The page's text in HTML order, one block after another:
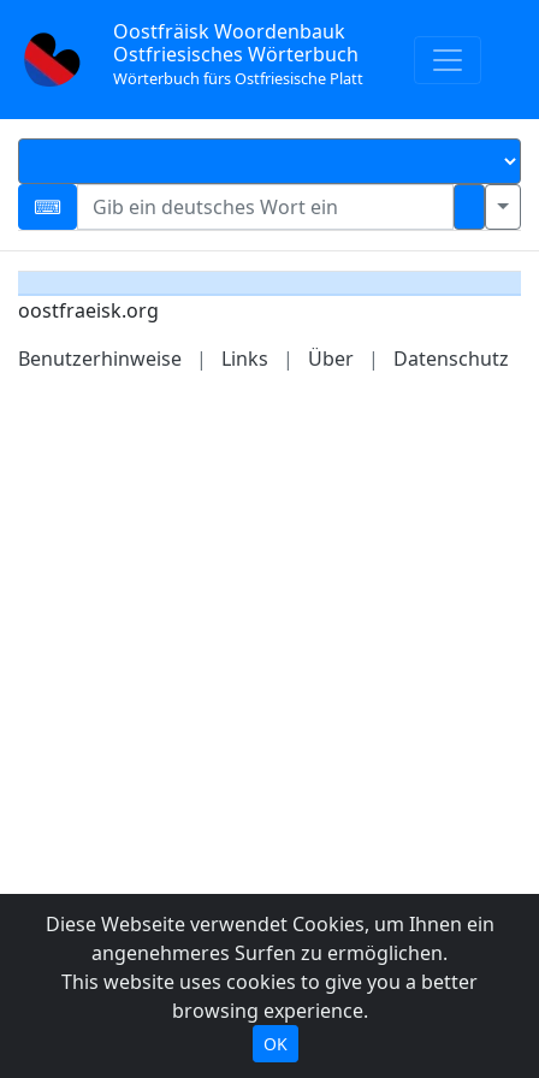
Oostfräisk Woordenbauk
Ostfriesisches Wörterbuch
Wörterbuch fürs Ostfriesische Platt
oostfraeisk.org
Benutzerhinweise
| Links | Über | Datenschutz
Diese Webseite verwendet Cookies, um Ihnen ein
angenehmeres Surfen zu ermöglichen.
This website uses cookies to give you a better
browsing experience.
OK